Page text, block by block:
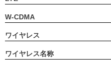
W-CDMA
ワイヤレス
ワイヤレス名称